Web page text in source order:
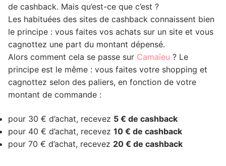
de cashback. Mais qu’est-ce que c’est ?
Les habituées des sites de cashback connaissent bien
le principe : vous faites vos achats sur un site et vous
cagnottez une part du montant dépensé.
Alors comment cela se passe sur Camaïeu ? Le
principe est le même : vous faites votre shopping et
cagnottez selon des paliers, en fonction de votre
montant de commande :
pour 30 € d’achat, recevez 5 € de cashback
pour 40 € d’achat, recevez 10 € de cashback
pour 70 € d’achat, recevez 20 € de cashback